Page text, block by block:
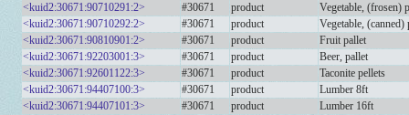
<kuid2:30671:90710291:2>
#30671 product
Vegetable, (frosen)
<kuid2:30671:90710292:2>
#30671 product
Vegetable, (canned)
<kuid2:30671:90810901:2>
#30671 product
Fruit pallet
<kuid2:30671:92203001:3>
#30671 product
Beer, pallet
<kuid2:30671:92601122:3>
#30671 product
Taconite pellets
<kuid2:30671:94407100:3>
#30671 product
Lumber 8ft
<kuid2:30671:94407101:3>
#30671 product
Lumber 16ft